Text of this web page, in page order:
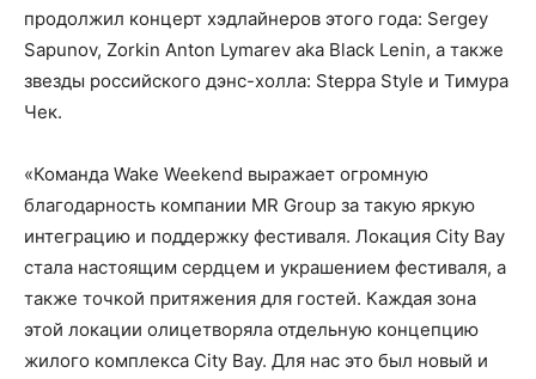
продолжил концерт хэдлайнеров этого года: Sergey
Sapunov, Zorkin Anton Lymarev aka Black Lenin, а также
звезды российского дэнс-холла: Steppa Style и Тимура
Чек.
«Команда Wake Weekend выражает огромную
благодарность компании MR Group за такую яркую
интеграцию и поддержку фестиваля. Локация City Bay
стала настоящим сердцем и украшением фестиваля, а
также точкой притяжения для гостей. Каждая зона
этой локации олицетворяла отдельную концепцию
жилого комплекса City Bay. Для нас это был новый и